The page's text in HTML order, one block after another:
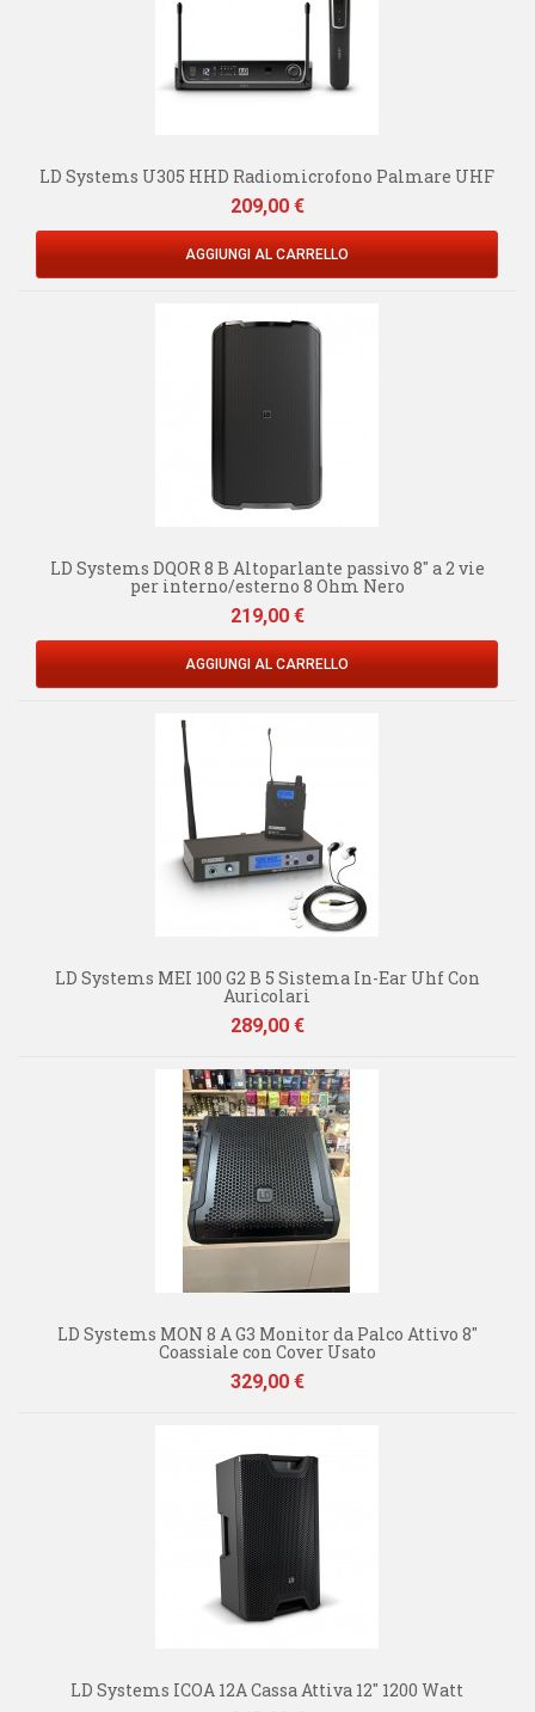
LD Systems U305 HHD Radiomicrofono Palmare UHF
Prezzo
209,00 €
AGGIUNGI AL CARRELLO
LD Systems DQOR 8 B Altoparlante passivo 8" a 2 vie
per interno/esterno 8 Ohm Nero
Prezzo
219,00 €
AGGIUNGI AL CARRELLO
LD Systems MEI 100 G2 B 5 Sistema In-Ear Uhf Con
Auricolari
Prezzo
289,00 €
LD Systems MON 8 A G3 Monitor da Palco Attivo 8"
Coassiale con Cover Usato
Prezzo
329,00 €
LD Systems ICOA 12A Cassa Attiva 12" 1200 Watt